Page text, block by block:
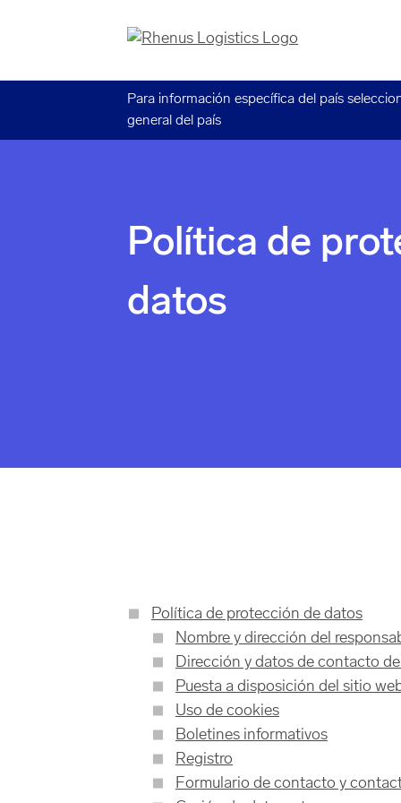
Para información específica del país
general del país
Política de
datos
Política de protección de datos
Nombre y dirección del
Dirección y datos de contacto
Puesta a disposición del sitio
Uso de cookies
Boletines informativos
Registro
Formulario de contacto y